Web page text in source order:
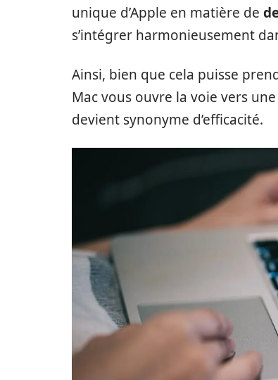
unique d’Apple en matière de
s’intégrer harmonieusement
Ainsi, bien que cela puisse
Mac vous ouvre la voie vers
devient synonyme d’efficacité.